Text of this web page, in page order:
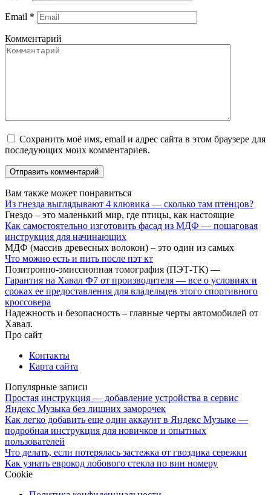
Email *
Комментарий
Сохранить моё имя, email и адрес сайта в этом браузере для
последующих моих комментариев.
Вам также может понравиться
Из гнезда выглядывают 4 клювика — сколько там птенцов?
Гнездо – это маленький мир, где птицы, как настоящие
Как самостоятельно изготовить фасад из МДФ — пошаговая
инструкция для начинающих
МДФ (массив древесных волокон) – это один из самых
Что можно есть и пить после пэт кт
Позитронно-эмиссионная томография (ПЭТ-ТК) —
Гарантия на Хавал Ф7 от производителя — все о условиях и
сроках ее предоставления для владельцев этого спортивного
кроссовера
Надежность и безопасность – главные черты автомобилей от
Хавал.
Про сайт
Контакты
Карта сайта
Популярные записи
Простая инструкция — добавление устройства в сервис
Яндекс Музыка без лишних заморочек
Как легко добавить еще один аккаунт в Яндекс Музыке —
подробная инструкция для новичков и опытных
пользователей
Что делать, если потерялась застежка от гвоздика сережки
Как узнать еврокод лобового стекла по вин номеру
Cookie